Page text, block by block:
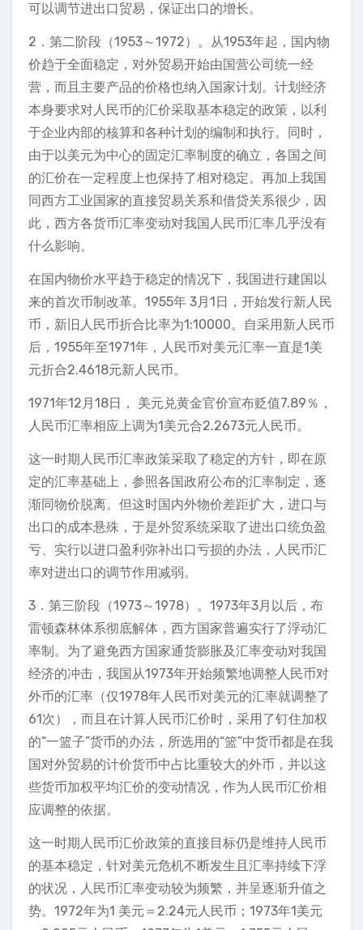
可以调节进出口贸易，保证出口的增长。
2．第二阶段（1953～1972）。从1953年起，国内物
价趋于全面稳定，对外贸易开始由国营公司统一经
营，而且主要产品的价格也纳入国家计划。计划经济
本身要求对人民币的汇价采取基本稳定的政策，以利
于企业内部的核算和各种计划的编制和执行。同时，
由于以美元为中心的固定汇率制度的确立，各国之间
的汇价在一定程度上也保持了相对稳定。再加上我国
同西方工业国家的直接贸易关系和借贷关系很少，因
此，西方各货币汇率变动对我国人民币汇率几乎没有
什么影响。
在国内物价水平趋于稳定的情况下，我国进行建国以
来的首次币制改革。1955年 3月1日，开始发行新人民
币，新旧人民币折合比率为1:10000。自采用新人民币
后，1955年至1971年，人民币对美元汇率一直是1美
元折合2.4618元新人民币。
1971年12月18日， 美元兑黄金官价宣布贬值7.89％，
人民币汇率相应上调为1美元合2.2673元人民币。
这一时期人民币汇率政策采取了稳定的方针，即在原
定的汇率基础上，参照各国政府公布的汇率制定，逐
渐同物价脱离。但这时国内外物价差距扩大，进口与
出口的成本悬殊，于是外贸系统采取了进出口统负盈
亏、实行以进口盈利弥补出口亏损的办法，人民币汇
率对进出口的调节作用减弱。
3．第三阶段（1973～1978）。1973年3月以后，布
雷顿森林体系彻底解体，西方国家普遍实行了浮动汇
率制。为了避免西方国家通货膨胀及汇率变动对我国
经济的冲击，我国从1973年开始频繁地调整人民币对
外币的汇率（仅1978年人民币对美元的汇率就调整了
61次），而且在计算人民币汇价时，采用了钉住加权
的“一篮子”货币的办法，所选用的“篮”中货币都是在我
国对外贸易的计价货币中占比重较大的外币，并以这
些货币加权平均汇价的变动情况，作为人民币汇价相
应调整的依据。
这一时期人民币汇价政策的直接目标仍是维持人民币
的基本稳定，针对美元危机不断发生且汇率持续下浮
的状况，人民币汇率变动较为频繁，并呈逐渐升值之
势。1972年为1 美元＝2.24元人民币；1973年1美元